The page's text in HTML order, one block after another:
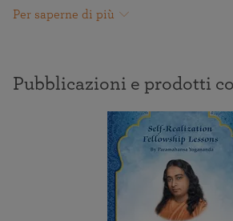
Per saperne di più
Pubblicazioni e prodotti